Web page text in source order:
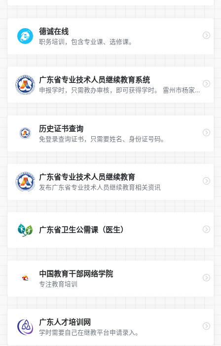
德诚在线
职务培训，包含专业课、选修课。
广东省专业技术人员继续教育系统
申报学时，只需教办审核，即可获得学时。 雷州市杨家镇中心小学（需要联系人姚老师手机验证码） 单位帐号：12440882725088337A 单位密码：Yjx8224136 杨家镇继续学时管理员 林凤玲 440882198509213946 13659723166 广东人社统一认证系统（需要验证码） 帐号：236b9404 密码：Yjx8224136 林继 广东人社统一认证系统（需要验证码） 帐号：saboha8 密码：17394628aA.
历史证书查询
免登录查询证书，只需要姓名、身份证号码。
广东省专业技术人员继续教育
发布广东省专业技术人员继续教育相关资讯
广东省卫生公需课（医生）
中国教育干部网络学院
专注教育培训
广东人才培训网
学时需要自己在继教平台申请录入。